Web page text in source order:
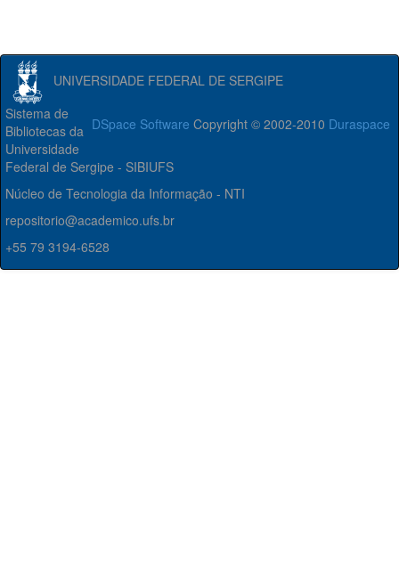
UNIVERSIDADE FEDERAL DE SERGIPE
DSpace Software Copyright © 2002-2010 Duraspace
Sistema de
Bibliotecas da
Universidade
Federal de Sergipe - SIBIUFS
Núcleo de Tecnologia da Informação - NTI
repositorio@academico.ufs.br
+55 79 3194-6528